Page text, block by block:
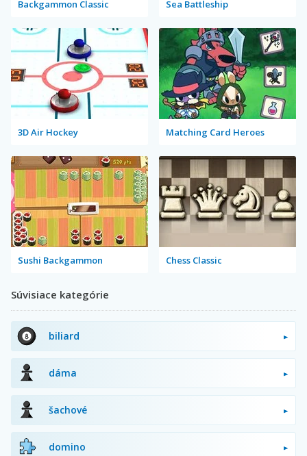
Backgammon Classic Sea Battleship
3D Air Hockey Matching Card Heroes
Sushi Backgammon Chess Classic
Súvisiace kategórie
biliard
dáma
šachové
domino